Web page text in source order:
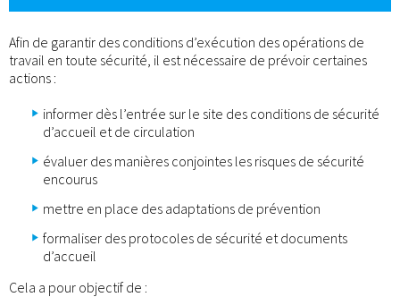
Afin de garantir des conditions d’exécution des opérations de
travail en toute sécurité, il est nécessaire de prévoir certaines
actions :
informer dès l’entrée sur le site des conditions de sécurité
d’accueil et de circulation
évaluer des manières conjointes les risques de sécurité
encourus
mettre en place des adaptations de prévention
formaliser des protocoles de sécurité et documents
d’accueil
Cela a pour objectif de :